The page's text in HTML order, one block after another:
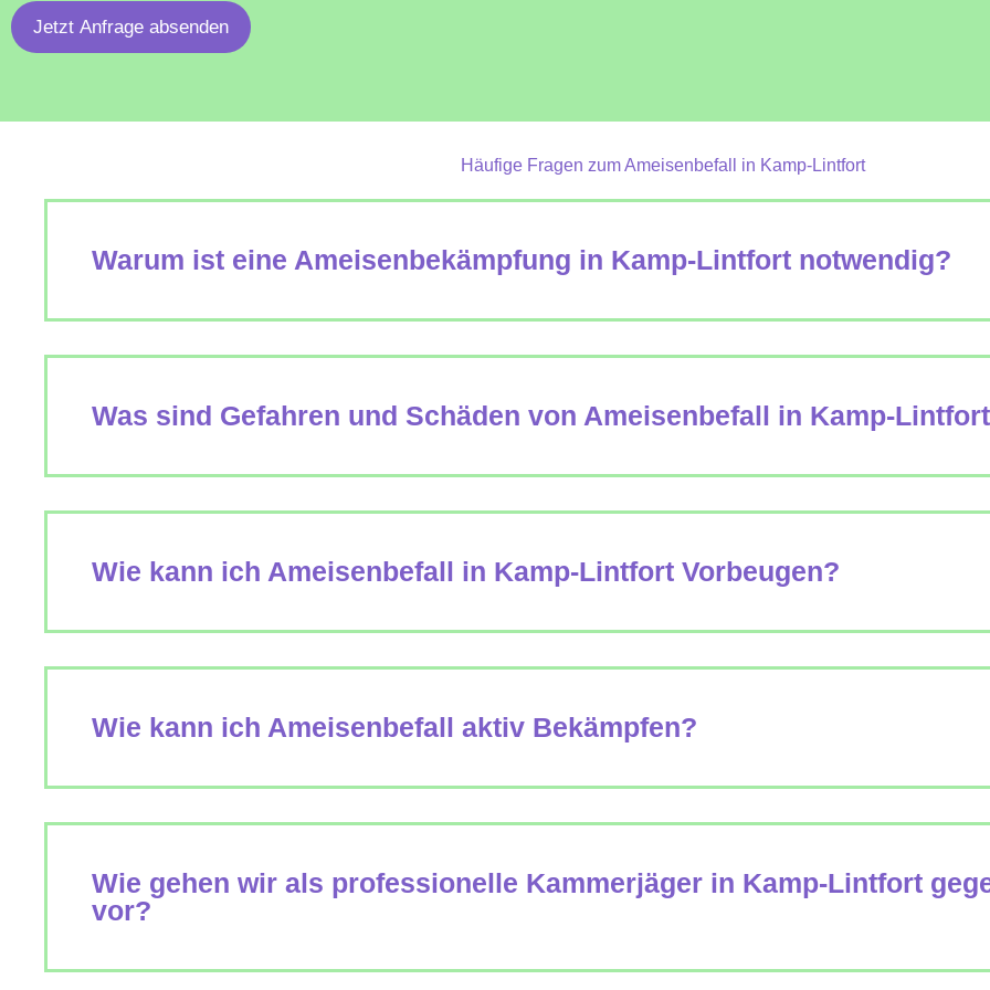
Jetzt Anfrage absenden
Häufige Fragen zum Ameisenbefall in Kamp-Lintfort
Warum ist eine Ameisenbekämpfung in Kamp-Lintfort notwendig?
Was sind Gefahren und Schäden von Ameisenbefall in Kamp-
Wie kann ich Ameisenbefall in Kamp-Lintfort Vorbeugen?
Wie kann ich Ameisenbefall aktiv Bekämpfen?
Wie gehen wir als professionelle Kammerjäger in Kamp-Lintfort
vor?